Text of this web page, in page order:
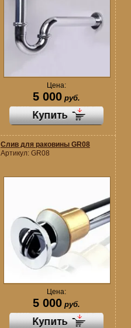
Цена:
5 000руб.
Слив для раковины GR08
Артикул: GR08
Цена:
5 000руб.